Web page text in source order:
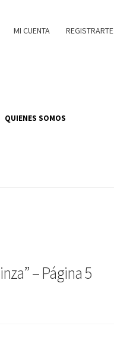
MI CUENTA REGISTRARTE
QUIENES SOMOS
– Página 5